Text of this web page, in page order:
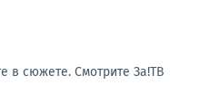
в сюжете. Смотрите За!ТВ